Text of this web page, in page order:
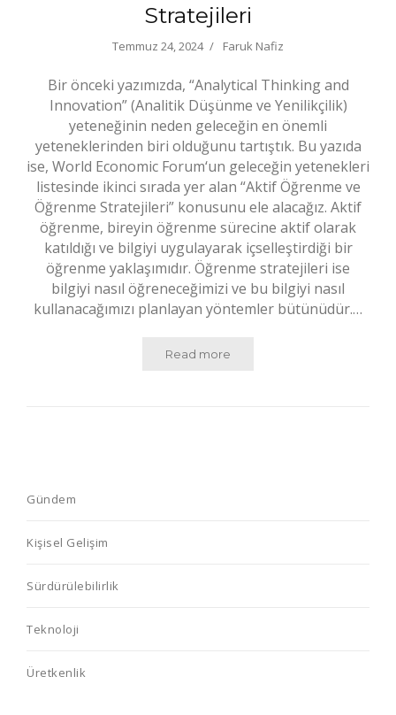
Stratejileri
Temmuz 24, 2024 Faruk Nafiz
Bir önceki yazımızda, “Analytical Thinking and
Innovation” (Analitik Düşünme ve Yenilikçilik)
yeteneğinin neden geleceğin en önemli
yeteneklerinden biri olduğunu tartıştık. Bu yazıda
ise, World Economic Forum‘un geleceğin yetenekleri
listesinde ikinci sırada yer alan “Aktif Öğrenme ve
Öğrenme Stratejileri” konusunu ele alacağız. Aktif
öğrenme, bireyin öğrenme sürecine aktif olarak
katıldığı ve bilgiyi uygulayarak içselleştirdiği bir
öğrenme yaklaşımıdır. Öğrenme stratejileri ise
bilgiyi nasıl öğreneceğimizi ve bu bilgiyi nasıl
kullanacağımızı planlayan yöntemler bütünüdür.…
Read more
Gündem
Kişisel Gelişim
Sürdürülebilirlik
Teknoloji
Üretkenlik